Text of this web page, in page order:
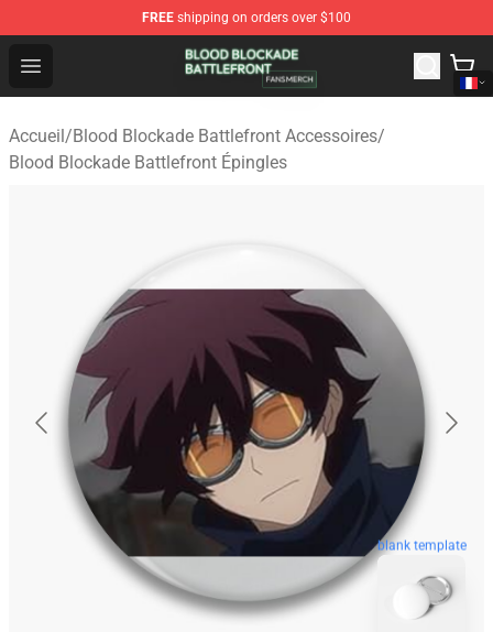
FREE shipping on orders over $100
Open menu
Blood Blockade Battlefront Shop - Official Blood
Accueil/Blood Blockade Battlefront Accessoires/
Blood Blockade Battlefront Épingles
blank template